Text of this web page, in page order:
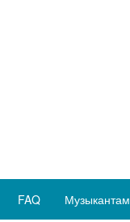
FAQ Музыкантам